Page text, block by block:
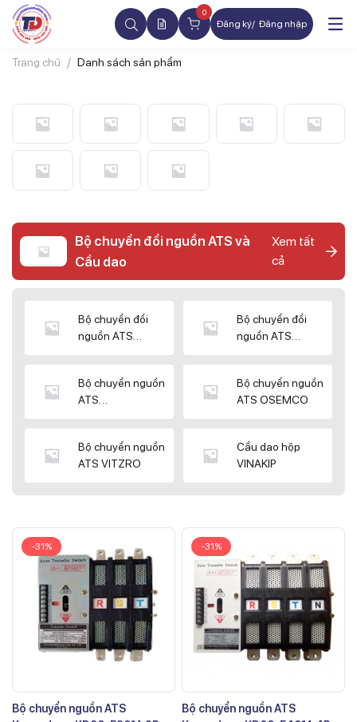
0
Đăng ký Đăng nhập
Trang chủ Danh sách sản phẩm
Bộ chuyển đổi nguồn ATS và
Cầu dao
Xem tất
cả
Bộ chuyển đổi
nguồn ATS
Bộ chuyển đổi
nguồn ATS
Bộ chuyển nguồn
ATS
Bộ chuyển nguồn
ATS OSEMCO
Bộ chuyển nguồn
ATS VITZRO
Cầu dao hộp
VINAKIP
-31%
Bộ chuyển nguồn ATS
-31%
Bộ chuyển nguồn ATS